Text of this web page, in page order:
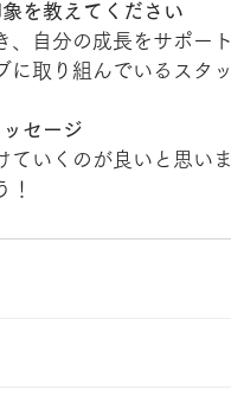
を教えてください
、自分の成長をサポー
取り組んでいるスタ
セージ
ていくのが良いと思い
！